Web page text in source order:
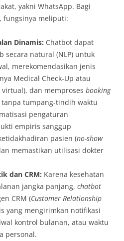
yakni WhatsApp. Bagi
, fungsinya meliputi:
Dinamis: Chatbot dapat
secara natural (NLP) untuk
merekomendasikan jenis
Medical Check-Up atau
dan memproses booking
tumpang-tindih waktu
pengaturan
empiris sanggup
pasien (no-show
memastikan utilisasi dokter
dan CRM: Karena kesehatan
jangka panjang, chatbot
CRM (Customer Relationship
yang mengirimkan notifikasi
kontrol bulanan, atau waktu
personal.